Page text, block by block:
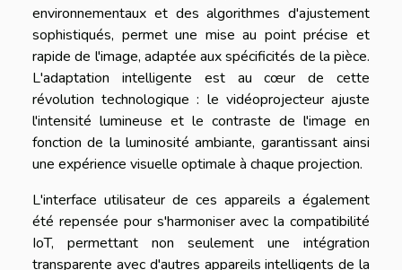
environnementaux et des algorithmes d'ajustement
sophistiqués, permet une mise au point précise et
rapide de l'image, adaptée aux spécificités de la pièce.
L'adaptation intelligente est au cœur de cette
révolution technologique : le vidéoprojecteur ajuste
l'intensité lumineuse et le contraste de l'image en
fonction de la luminosité ambiante, garantissant ainsi
une expérience visuelle optimale à chaque projection.
L'interface utilisateur de ces appareils a également
été repensée pour s'harmoniser avec la compatibilité
IoT, permettant non seulement une intégration
transparente avec d'autres appareils intelligents de la